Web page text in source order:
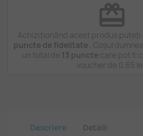
redeem
Achiziționând acest produs puteți
puncte de fidelitate . Coșul
un total de 13 puncte care pot fi
voucher de 0,65 lei
Descriere Detalii